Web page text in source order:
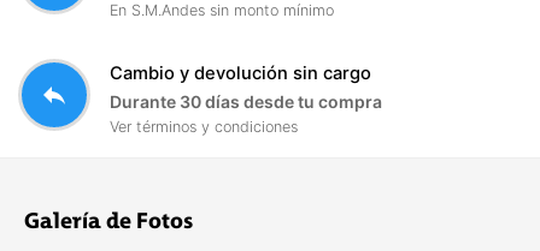
En S.M.Andes sin monto mínimo
reply
Cambio y devolución sin cargo
Durante 30 días desde tu compra
Ver términos y condiciones
Galería de Fotos